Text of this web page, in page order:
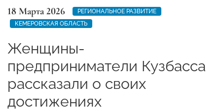
18 Марта 2026
РЕГИОНАЛЬНОЕ РАЗВИТИЕ
КЕМЕРОВСКАЯ ОБЛАСТЬ
Женщины-
предприниматели Кузбасса
рассказали о своих
достижениях